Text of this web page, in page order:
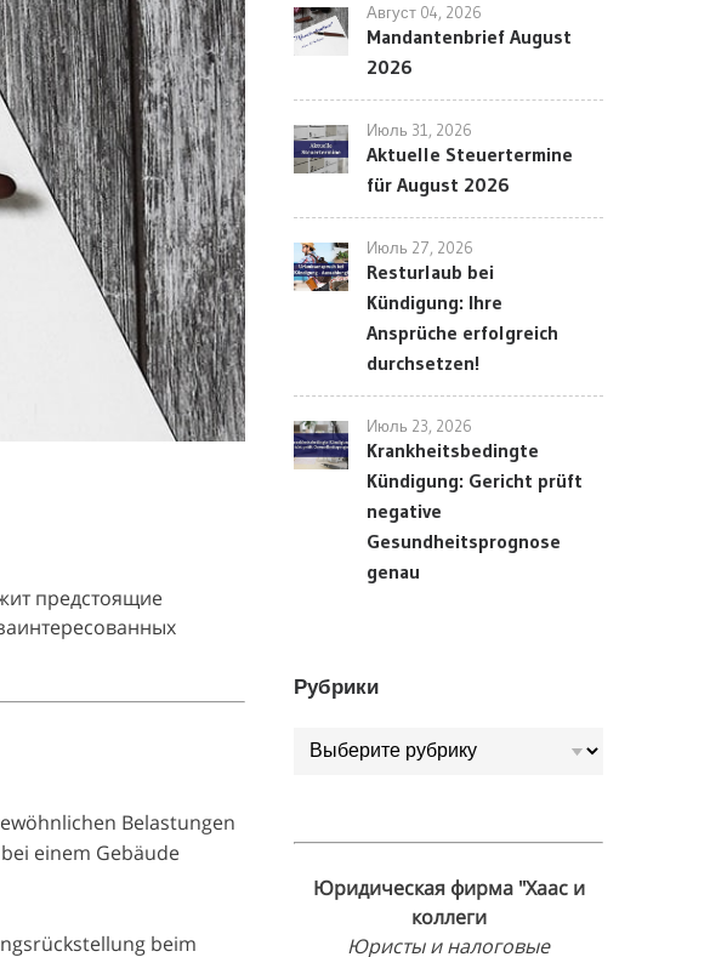
предстоящие
Belastungen
einem Gebäude
beim
Август 04, 2026
Mandantenbrief August
2026
Июль 31, 2026
Aktuelle Steuertermine
für August 2026
Июль 27, 2026
Resturlaub bei
Kündigung: Ihre
Ansprüche erfolgreich
durchsetzen!
Июль 23, 2026
Krankheitsbedingte
Kündigung: Gericht prüft
negative
Gesundheitsprognose
genau
Рубрики
Рубрики
Юридическая фирма "Хаас и
коллеги
Юристы и налоговые